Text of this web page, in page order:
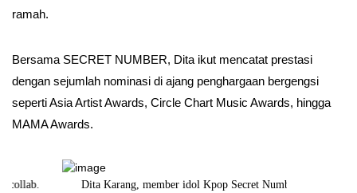
ramah.
Bersama SECRET NUMBER, Dita ikut mencatat prestasi
dengan sejumlah nominasi di ajang penghargaan bergengsi
seperti Asia Artist Awards, Circle Chart Music Awards, hingga
MAMA Awards.
Dita Karang, member idol Kpop Secret Number asal